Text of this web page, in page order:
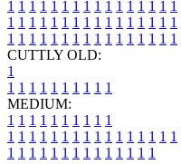
1 1 1 1 1 1 1 1 1 1 1 1 1 1 1 1
1 1 1 1 1 1 1 1 1 1 1 1 1 1 1 1
1 1 1 1 1 1 1 1 1 1 1 1 1 1 1 1
CUTTLY OLD:
1
1 1 1 1 1 1 1 1 1 1
MEDIUM:
1 1 1 1 1 1 1 1 1 1
1 1 1 1 1 1 1 1 1 1 1 1 1 1 1 1
1 1 1 1 1 1 1 1 1 1 1 1 1 1